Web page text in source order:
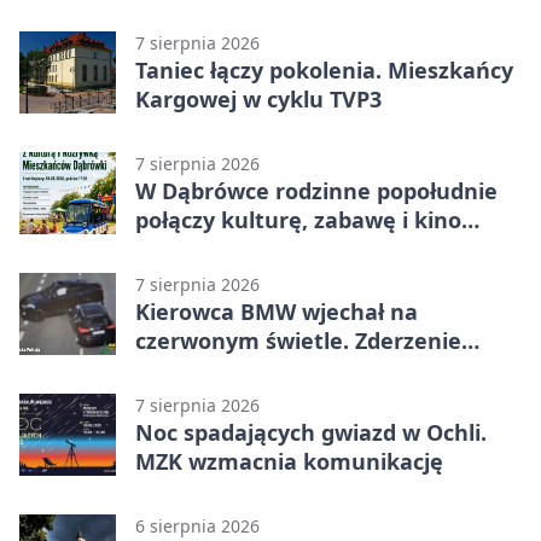
7 sierpnia 2026
Taniec łączy pokolenia. Mieszkańcy
Kargowej w cyklu TVP3
7 sierpnia 2026
W Dąbrówce rodzinne popołudnie
połączy kulturę, zabawę i kino
7 sierpnia 2026
Kierowca BMW wjechał na
czerwonym świetle. Zderzenie
7 sierpnia 2026
Noc spadających gwiazd w Ochli.
MZK wzmacnia komunikację
6 sierpnia 2026